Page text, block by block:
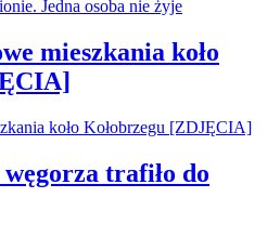
mieszkania koło
trafiło do